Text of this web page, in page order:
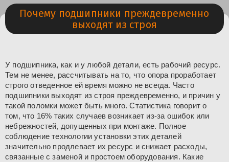
Почему подшипники преждевременно
выходят из строя
У подшипника, как и у любой детали, есть рабочий ресурс.
Тем не менее, рассчитывать на то, что опора проработает
строго отведенное ей время можно не всегда. Часто
подшипники выходят из строя преждевременно, и причин у
такой поломки может быть много. Статистика говорит о
том, что 16% таких случаев возникает из-за ошибок или
небрежностей, допущенных при монтаже. Полное
соблюдение технологии установки этих деталей
значительно продлевает их ресурс и снижает расходы,
связанные с заменой и простоем оборудования. Какие